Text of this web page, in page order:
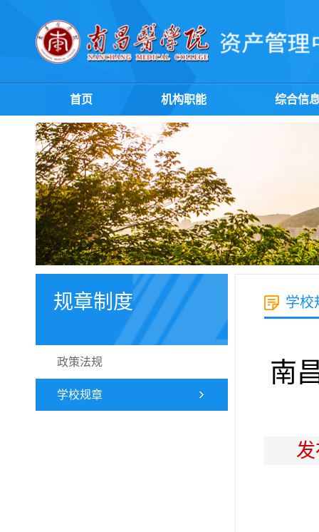
首页 机构职能 综合信
规章制度
政策法规
学校规章
学校
南